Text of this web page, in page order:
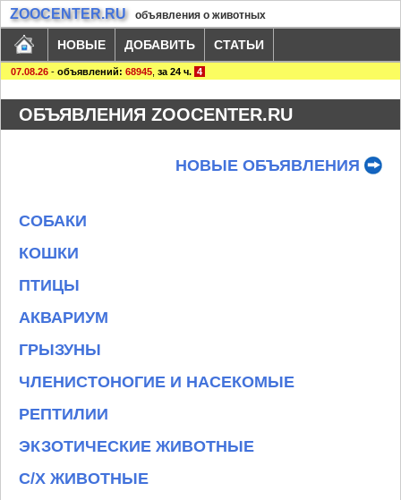
ZOOCENTER.RU объявления о животных
НОВЫЕ ДОБАВИТЬ СТАТЬИ
07.08.26 - объявлений: 68945 за 24 ч. 4
ОБЪЯВЛЕНИЯ ZOOCENTER.RU
НОВЫЕ ОБЪЯВЛЕНИЯ
СОБАКИ
КОШКИ
ПТИЦЫ
АКВАРИУМ
ГРЫЗУНЫ
ЧЛЕНИСТОНОГИЕ И НАСЕКОМЫЕ
РЕПТИЛИИ
ЭКЗОТИЧЕСКИЕ ЖИВОТНЫЕ
С/Х ЖИВОТНЫЕ